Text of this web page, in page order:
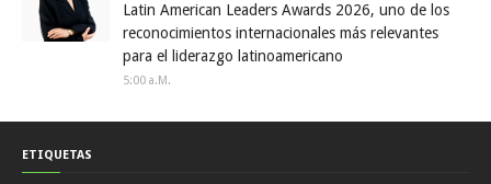
Latin American Leaders Awards 2026, uno de los
reconocimientos internacionales más relevantes
para el liderazgo latinoamericano
5:00 A.m.
ETIQUETAS